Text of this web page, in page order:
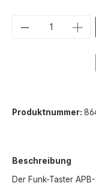
Produkt
Produktnummer:
Beschreibung
Der Funk-Taster